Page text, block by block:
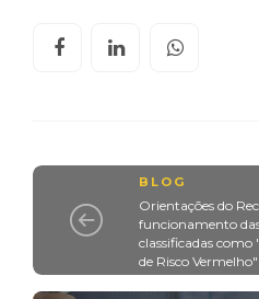
BLOG
Orientações do
funcionamento
classificadas
de Risco Vermelho"